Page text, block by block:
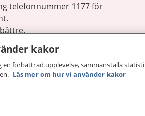
telefonnummer 1177 för
kakor
en förbättrad upplevelse, sammanställa
Läs mer om hur vi använder kakor